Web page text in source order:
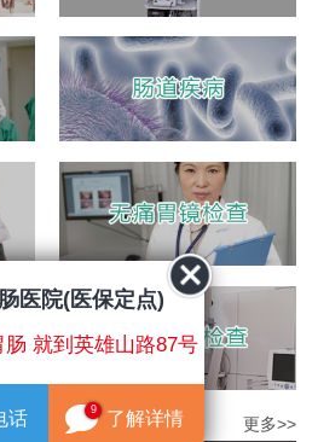
更多>>
医院(医保定点)
就到英雄山路87号
话 9 了解详情